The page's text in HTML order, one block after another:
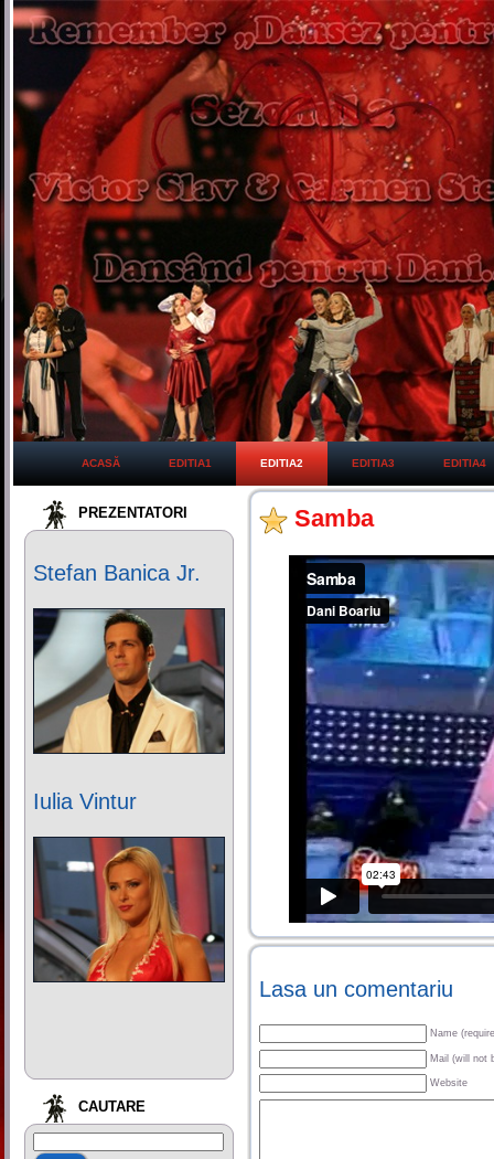
ACASĂ EDITIA1 EDITIA2 EDITIA3 EDITIA4
PREZENTATORI
Stefan Banica Jr.
Iulia Vintur
CAUTARE
Samba
Lasa un comentariu
Name
Mail (will not
Website